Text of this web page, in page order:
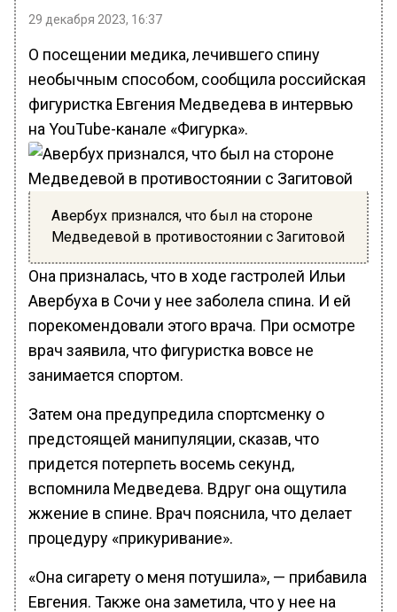
29 декабря 2023, 16:37
О посещении медика, лечившего спину
необычным способом, сообщила российская
фигуристка Евгения Медведева в интервью
на YouTube-канале «Фигурка».
Авербух признался, что был на стороне
Медведевой в противостоянии с Загитовой
Она призналась, что в ходе гастролей Ильи
Авербуха в Сочи у нее заболела спина. И ей
порекомендовали этого врача. При осмотре
врач заявила, что фигуристка вовсе не
занимается спортом.
Затем она предупредила спортсменку о
предстоящей манипуляции, сказав, что
придется потерпеть восемь секунд,
вспомнила Медведева. Вдруг она ощутила
жжение в спине. Врач пояснила, что делает
процедуру «прикуривание».
«Она сигарету о меня потушила», — прибавила
Евгения. Также она заметила, что у нее на